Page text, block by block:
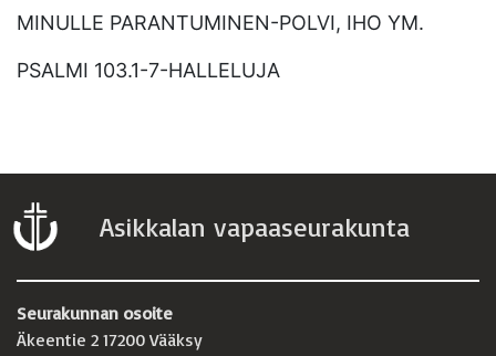
MINULLE PARANTUMINEN-POLVI, IHO YM.
PSALMI 103.1-7-HALLELUJA
Asikkalan vapaaseurakunta
Seurakunnan osoite
Äkeentie 2 17200 Vääksy